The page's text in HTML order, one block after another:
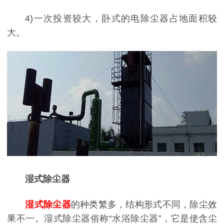
4)一次投资较大，卧式的电除尘器占地面积较
大。
湿式除尘器
湿式除尘器的种类繁多，结构形式不同，除尘效
果不一。湿式除尘器俗称“水浴除尘器”，它是使含尘